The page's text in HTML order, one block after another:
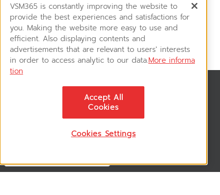
ติดตามอัพเดทข่าวสาร, โปรโมชั่น, สินค้าราคาพิเศษ ได้ก่อนใคร
VSM365 is constantly improving the website to
provide the best experiences and satisfactions for
you. Making the website more easy to use and
efficient. Also displaying contents and
advertisements that are relevant to users' interests
in order to access analytic to our data.More informa
tion
Accept All
Cookies
Cookies Settings